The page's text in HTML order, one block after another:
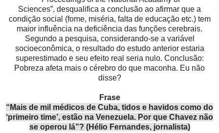
Sciences”, desqualifica a conclusão ao afirmar que a
condição social (fome, miséria, falta de educação etc.) tem
maior influência na deficiência das funções cerebrais.
Segundo a pesquisa, considerando-se a variável
socioeconômica, o resultado do estudo anterior estaria
superestimado e seu efeito real seria nulo. Conclusão:
Pobreza afeta mais o cérebro do que maconha. Eu não
disse?
Frase
“Mais de mil médicos de Cuba, tidos e havidos como do
‘primeiro time’, estão na Venezuela. Por que Chavez não
se operou lá”? (Hélio Fernandes, jornalista)